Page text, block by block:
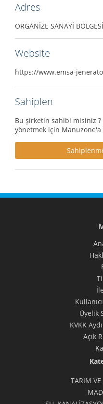
Adres
ORGANİZE SANAYİ
Website
https://www.emsa-
Sahiplen
Bu şirketin sahibi misiniz ?
yönetmek için Manuzone'a
Üyelik
KVKK
Açık
TARIM